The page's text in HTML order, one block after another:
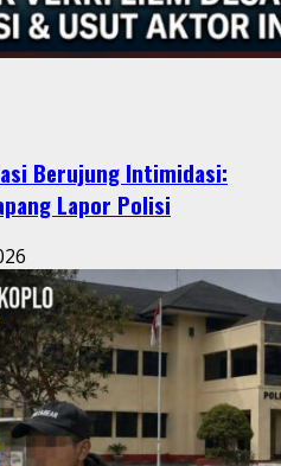
Berujung Intimidasi:
Lapor Polisi